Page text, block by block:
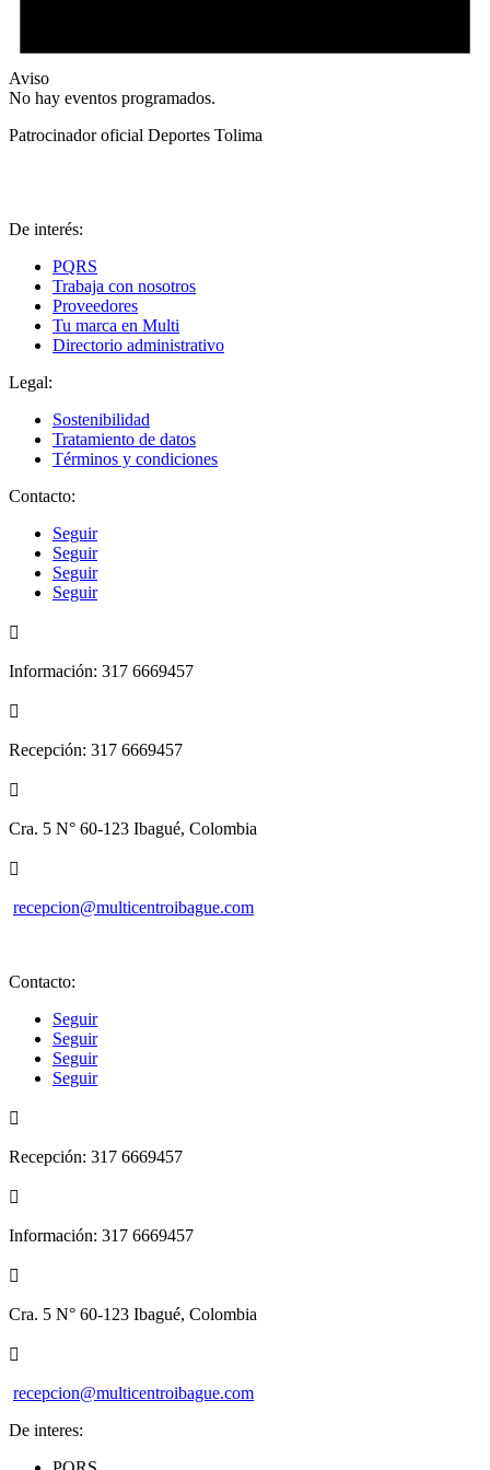
Aviso
No hay eventos programados.
Patrocinador oficial Deportes Tolima
De interés:
PQRS
Trabaja con nosotros
Proveedores
Tu marca en Multi
Directorio administrativo
Legal:
Sostenibilidad
Tratamiento de datos
Términos y condiciones
Contacto:
Seguir
Seguir
Seguir
Seguir

Información: 317 6669457

Recepción: 317 6669457

Cra. 5 N° 60-123 Ibagué, Colombia

recepcion@multicentroibague.com
Contacto:
Seguir
Seguir
Seguir
Seguir

Recepción: 317 6669457

Información: 317 6669457

Cra. 5 N° 60-123 Ibagué, Colombia

recepcion@multicentroibague.com
De interes: